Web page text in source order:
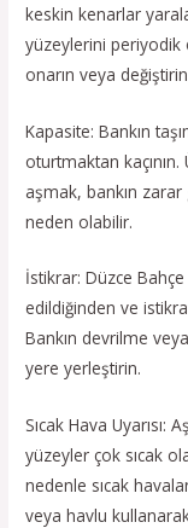
keskin kenarlar
yüzeylerini periyodik
onarın veya
Kapasite: Bankın
oturtmaktan
aşmak, bankın
neden olabilir.
İstikrar: Düzce
edildiğinden ve
Bankın devrilme
yere yerleştirin.
Sıcak Hava Uyarısı:
yüzeyler çok sıcak
nedenle sıcak
veya havlu